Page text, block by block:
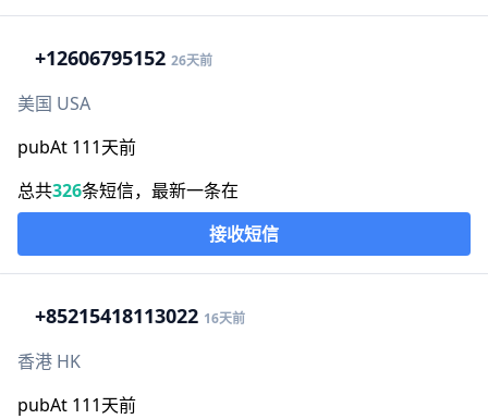
+12606795152 26天前
美国 USA
pubAt 111天前
总共326条短信，最新一条在
接收短信
+85215418113022 16天前
香港 HK
pubAt 111天前